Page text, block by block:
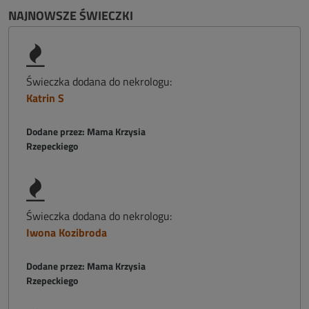
NAJNOWSZE ŚWIECZKI
Świeczka dodana do nekrologu:
Katrin S
Dodane przez: Mama Krzysia
Rzepeckiego
Świeczka dodana do nekrologu:
Iwona Kozibroda
Dodane przez: Mama Krzysia
Rzepeckiego